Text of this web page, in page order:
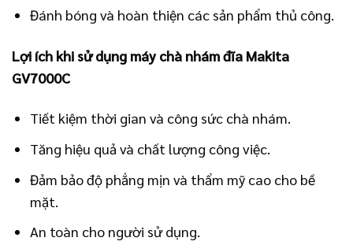
Đánh bóng và hoàn thiện các sản phẩm thủ công.
Lợi ích khi sử dụng máy chà nhám đĩa Makita
GV7000C
Tiết kiệm thời gian và công sức chà nhám.
Tăng hiệu quả và chất lượng công việc.
Đảm bảo độ phẳng mịn và thẩm mỹ cao cho bề
mặt.
An toàn cho người sử dụng.